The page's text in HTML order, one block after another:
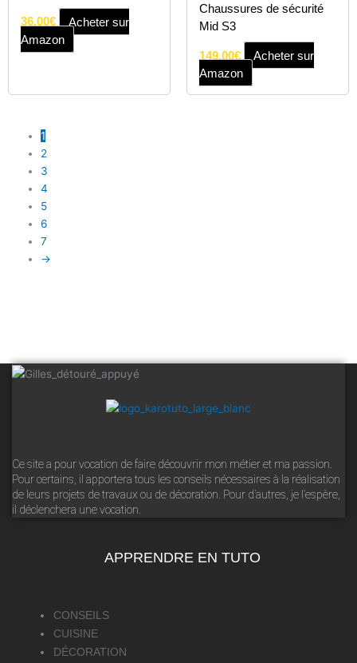
36.00€
Acheter sur
Amazon
Chaussures de sécurité
Mid S3
149.00€
Acheter sur
Amazon
1
2
3
4
5
6
7
→
Ce site a pour vocation de faire découvrir mon métier et ma passion.
Pour certains, il apportera tous les conseils nécessaires à la réalisation
de leurs projets de travaux ou de décoration. Pour d’autres, je l’espère,
il déclenchera une vocation.
APPRENDRE EN TUTO
CONSEILS
CUISINE
DÉCORATION